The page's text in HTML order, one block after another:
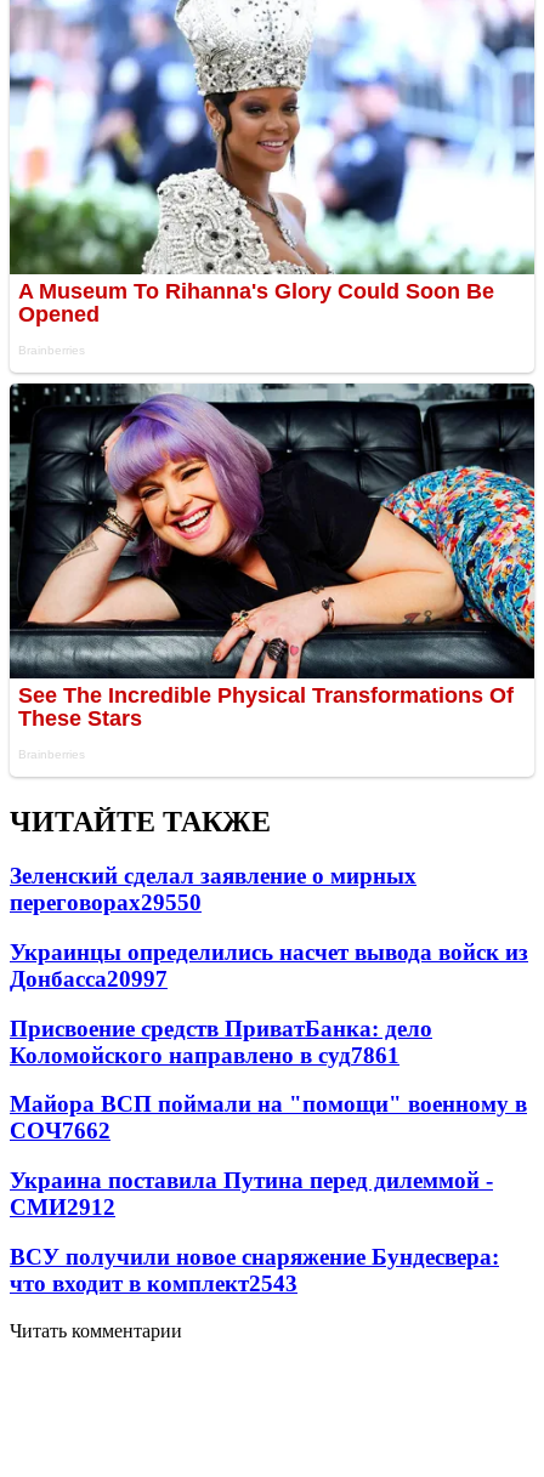
ЧИТАЙТЕ ТАКЖЕ
Зеленский сделал заявление о мирных
переговорах29550
Украинцы определились насчет вывода войск из
Донбасса20997
Присвоение средств ПриватБанка: дело
Коломойского направлено в суд7861
Майора ВСП поймали на "помощи" военному в
СОЧ7662
Украина поставила Путина перед дилеммой -
СМИ2912
ВСУ получили новое снаряжение Бундесвера:
что входит в комплект2543
Читать комментарии